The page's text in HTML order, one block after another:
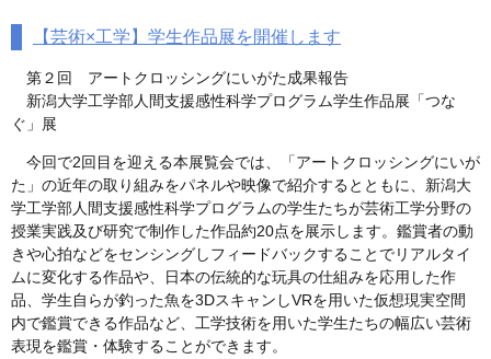
【芸術×工学】学生作品展を開催します
第２回 アートクロッシングにいがた成果報告
新潟大学工学部人間支援感性科学プログラム学生作品展「つな
ぐ」展
今回で2回目を迎える本展覧会では、「アートクロッシングにいが
た」の近年の取り組みをパネルや映像で紹介するとともに、新潟大
学工学部人間支援感性科学プログラムの学生たちが芸術工学分野の
授業実践及び研究で制作した作品約20点を展示します。鑑賞者の動
きや心拍などをセンシングしフィードバックすることでリアルタイ
ムに変化する作品や、日本の伝統的な玩具の仕組みを応用した作
品、学生自らが釣った魚を3DスキャンしVRを用いた仮想現実空間
内で鑑賞できる作品など、工学技術を用いた学生たちの幅広い芸術
表現を鑑賞・体験することができます。